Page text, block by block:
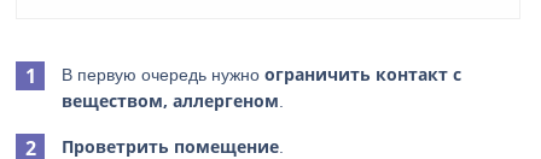
В первую очередь нужноограничить контакт с
веществом, аллергеном
Проветрить помещение